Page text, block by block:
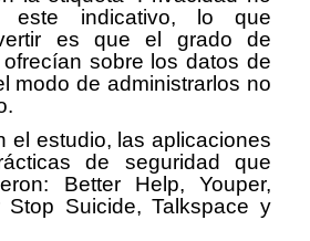
este indicativo, lo que
es que el grado de
sobre los datos de
modo de administrarlos no
el estudio, las aplicaciones
de seguridad que
Better Help, Youper,
Stop Suicide, Talkspace y